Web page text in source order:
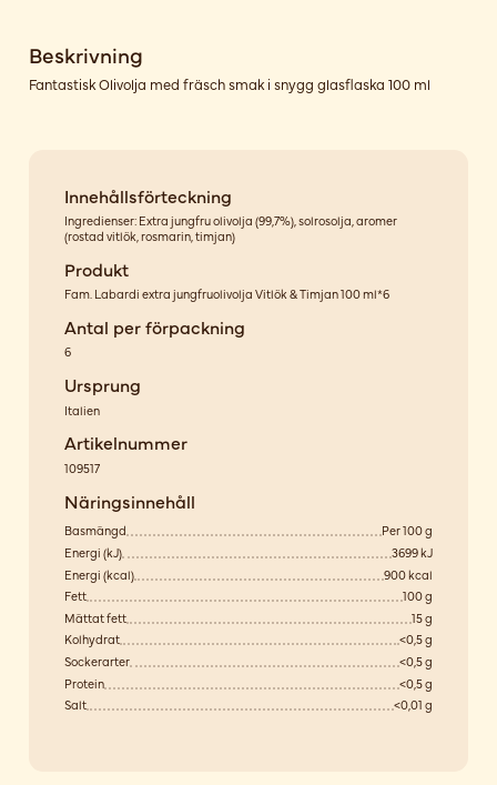
Beskrivning
Fantastisk Olivolja med fräsch smak i snygg glasflaska 100 ml
Innehållsförteckning
Ingredienser: Extra jungfru olivolja (99,7%), solrosolja, aromer
(rostad vitlök, rosmarin, timjan)
Produkt
Fam. Labardi extra jungfruolivolja Vitlök & Timjan 100 ml*6
Antal per förpackning
6
Ursprung
Italien
Artikelnummer
109517
Näringsinnehåll
Basmängd
Per 100 g
Energi (kJ)
3699 kJ
Energi (kcal)
900 kcal
Fett
100 g
Mättat fett
15 g
Kolhydrat
<0,5 g
Sockerarter
<0,5 g
Protein
<0,5 g
Salt
<0,01 g